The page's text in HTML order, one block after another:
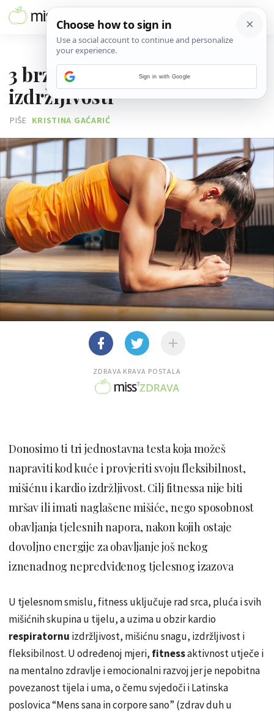
3 brza testa fizičke
izdržljivosti
PIŠE KRISTINA GAĆARIĆ
ZDRAVA KRAVA POSTALA
Donosimo ti tri jednostavna testa koja možeš
napraviti kod kuće i provjeriti svoju fleksibilnost,
mišićnu i kardio izdržljivost. Cilj fitnessa nije biti
mršav ili imati naglašene mišiće, nego sposobnost
obavljanja tjelesnih napora, nakon kojih ostaje
dovoljno energije za obavljanje još nekog
iznenadnog nepredviđenog tjelesnog izazova
U tjelesnom smislu, fitness uključuje rad srca, pluća i svih
mišićnih skupina u tijelu, a uzima u obzir kardio
respiratornu izdržljivost, mišićnu snagu, izdržljivost i
fleksibilnost. U određenoj mjeri, fitnessaktivnost utječe i
na mentalno zdravlje i emocionalni razvoj jer je nepobitna
povezanosttijelai uma, o čemu svjedoči i Latinska
poslovica “Mens sana in corpore sano” (zdrav duh u
Sign in with Google